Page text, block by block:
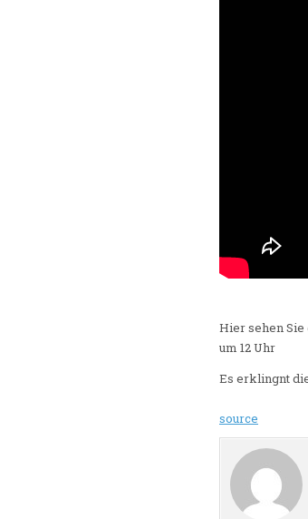
Hier sehen
um 12 Uhr
Es erklingnt
source